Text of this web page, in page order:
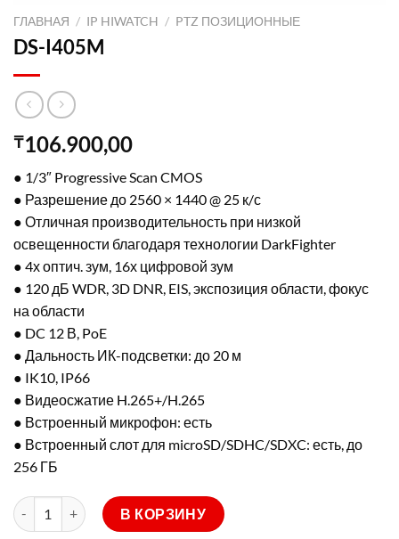
ГЛАВНАЯ / IP HIWATCH / PTZ ПОЗИЦИОННЫЕ
DS-I405M
₸106.900,00
● 1/3″ Progressive Scan CMOS
● Разрешение до 2560 × 1440 @ 25 к/с
● Отличная производительность при низкой
освещенности благодаря технологии DarkFighter
● 4х оптич. зум, 16х цифровой зум
● 120 дБ WDR, 3D DNR, EIS, экспозиция области, фокус
на области
● DC 12 В, PoE
● Дальность ИК-подсветки: до 20 м
● IK10, IP66
● Видеосжатие H.265+/H.265
● Встроенный микрофон: есть
● Встроенный слот для microSD/SDHC/SDXC: есть, до
256 ГБ
Количество товара DS-I405M
В КОРЗИНУ